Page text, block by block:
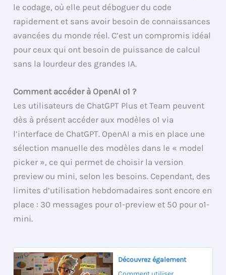
le codage, où elle peut déboguer du code
rapidement et sans avoir besoin de connaissances
avancées du monde réel. C’est un compromis idéal
pour ceux qui ont besoin de puissance de calcul
sans la lourdeur des grandes IA.
Comment accéder à OpenAI o1 ?
Les utilisateurs de ChatGPT Plus et Team peuvent
dès à présent accéder aux modèles o1 via
l’interface de ChatGPT. OpenAI a mis en place une
sélection manuelle des modèles dans le « model
picker », ce qui permet de choisir la version
preview ou mini, selon les besoins. Cependant, des
limites d’utilisation hebdomadaires sont encore en
place : 30 messages pour o1-preview et 50 pour o1-
mini.
Découvrez également